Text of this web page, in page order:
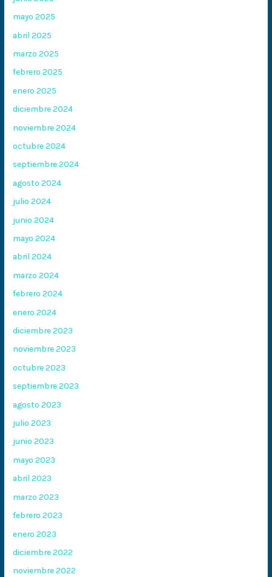
mayo 2025
abril 2025
marzo 2025
febrero 2025
enero 2025
diciembre 2024
noviembre 2024
octubre 2024
septiembre 2024
agosto 2024
julio 2024
junio 2024
mayo 2024
abril 2024
marzo 2024
febrero 2024
enero 2024
diciembre 2023
noviembre 2023
octubre 2023
septiembre 2023
agosto 2023
julio 2023
junio 2023
mayo 2023
abril 2023
marzo 2023
febrero 2023
enero 2023
diciembre 2022
noviembre 2022